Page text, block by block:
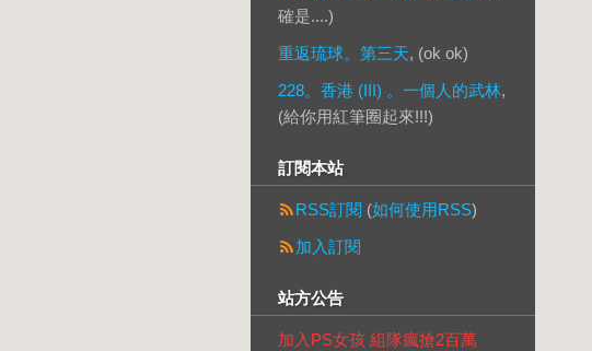
確是....)
重返琉球。第三天, (ok ok)
228。香港 (III) 。一個人的武林,
(給你用紅筆圈起來!!!)
訂閱本站
RSS訂閱 (如何使用RSS)
加入訂閱
站方公告
加入PS女孩 組隊瘋搶2百萬